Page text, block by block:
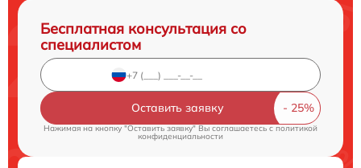
Бесплатная консультация со
специалистом
Оставить заявку
Нажимая на кнопку "Оставить заявку" Вы соглашаетесь cполитикой
конфиденциальности